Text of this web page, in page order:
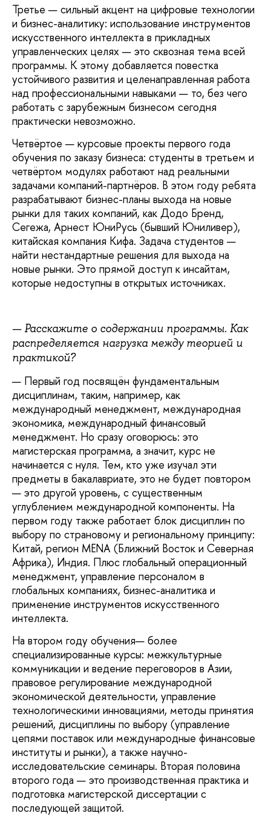
Третье — сильный акцент на цифровые технологии
и бизнес-аналитику: использование инструментов
искусственного интеллекта в прикладных
управленческих целях — это сквозная тема всей
программы. К этому добавляется повестка
устойчивого развития и целенаправленная работа
над профессиональными навыками — то, без чего
работать с зарубежным бизнесом сегодня
практически невозможно.
Четвёртое — курсовые проекты первого года
обучения по заказу бизнеса: студенты в третьем и
четвёртом модулях работают над реальными
задачами компаний-партнёров. В этом году ребята
разрабатывают бизнес-планы выхода на новые
рынки для таких компаний, как Додо Бренд,
Сегежа, Арнест ЮниРусь (бывший Юниливер),
китайская компания Кифа. Задача студентов —
найти нестандартные решения для выхода на
новые рынки. Это прямой доступ к инсайтам,
которые недоступны в открытых источниках.
— Расскажите о содержании программы. Как
распределяется нагрузка между теорией и
практикой?
— Первый год посвящён фундаментальным
дисциплинам, таким, например, как
международный менеджмент, международная
экономика, международный финансовый
менеджмент. Но сразу оговорюсь: это
магистерская программа, а значит, курс не
начинается с нуля. Тем, кто уже изучал эти
предметы в бакалавриате, это не будет повтором
— это другой уровень, с существенным
углублением международной компоненты. На
первом году также работает блок дисциплин по
выбору по страновому и региональному принципу:
Китай, регион MENA (Ближний Восток и Северная
Африка), Индия. Плюс глобальный операционный
менеджмент, управление персоналом в
глобальных компаниях, бизнес-аналитика и
применение инструментов искусственного
интеллекта.
На втором году обучения— более
специализированные курсы: межкультурные
коммуникации и ведение переговоров в Азии,
правовое регулирование международной
экономической деятельности, управление
технологическими инновациями, методы принятия
решений, дисциплины по выбору (управление
цепями поставок или международные финансовые
институты и рынки), а также научно-
исследовательские семинары. Вторая половина
второго года — это производственная практика и
подготовка магистерской диссертации с
последующей защитой.